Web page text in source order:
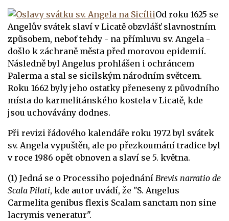
Od roku 1625 se
Angelův svátek slaví v Licatě obzvlášť slavnostním
způsobem, neboť tehdy - na přímluvu sv. Angela -
došlo k záchraně města před morovou epidemií.
Následně byl Angelus prohlášen i ochráncem
Palerma a stal se sicilským národním světcem.
Roku 1662 byly jeho ostatky přeneseny z původního
místa do karmelitánského kostela v Licatě, kde
jsou uchovávány dodnes.
Při revizi řádového kalendáře roku 1972 byl svátek
sv. Angela vypuštěn, ale po přezkoumání tradice byl
v roce 1986 opět obnoven a slaví se 5. května.
(1) Jedná se o Processiho pojednání Brevis narratio de
Scala Pilati, kde autor uvádí, že "S. Angelus
Carmelita genibus flexis Scalam sanctam non sine
lacrymis veneratur".